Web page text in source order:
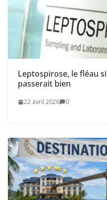
Leptospirose, le fléau
passerait bien
22 avril 2026 0